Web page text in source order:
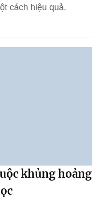
cách hiệu quả.
khủng hoảng